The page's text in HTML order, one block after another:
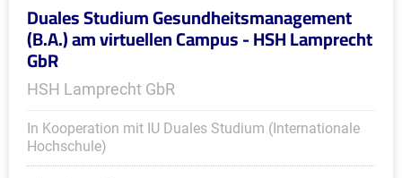
Duales Studium Gesundheitsmanagement
(B.A.) am virtuellen Campus - HSH Lamprecht
GbR
HSH Lamprecht GbR
In Kooperation mit IU Duales Studium (Internationale
Hochschule)